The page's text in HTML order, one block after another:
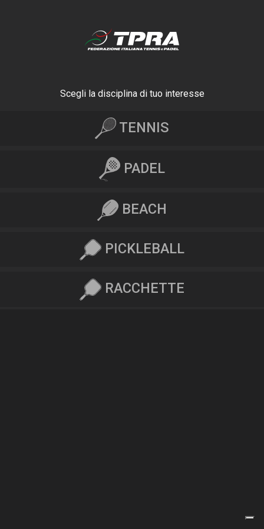
Scegli la disciplina di tuo interesse
TENNIS
PADEL
BEACH
PICKLEBALL
RACCHETTE